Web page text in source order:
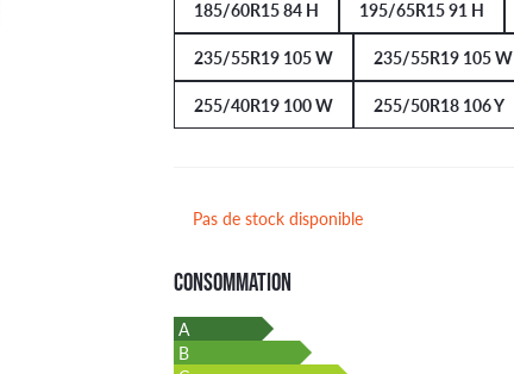
185/60R15 84 H 195/65R15 91 H
235/55R19 105 W
235/55R19 105 W
255/40R19 100 W
255/50R18 106 Y
Pas de stock disponible
CONSOMMATION
A
B